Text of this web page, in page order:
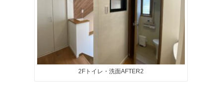
2Fトイレ・洗面AFTER2